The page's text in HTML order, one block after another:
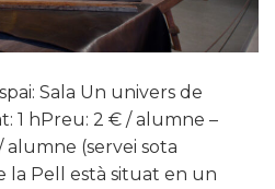
Sala Un univers de
1 hPreu: 2 € / alumne –
alumne (servei sota
la Pell està situat en un